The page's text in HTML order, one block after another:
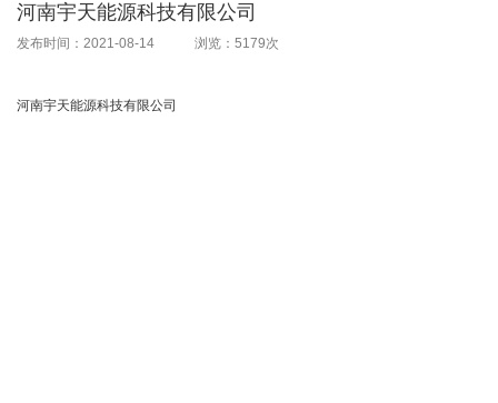
河南宇天能源科技有限公司
发布时间：2021-08-14 浏览：5179次
河南宇天能源科技有限公司